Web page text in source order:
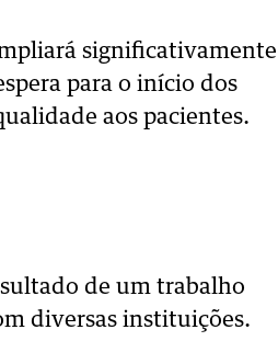
significativamente
para o início dos
aos pacientes.
de um trabalho
diversas instituições.